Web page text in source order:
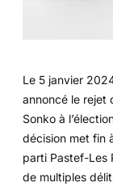
Le 5 janvier
annoncé le rejet
Sonko à
décision met fin
parti Pastef-Les
de multiples